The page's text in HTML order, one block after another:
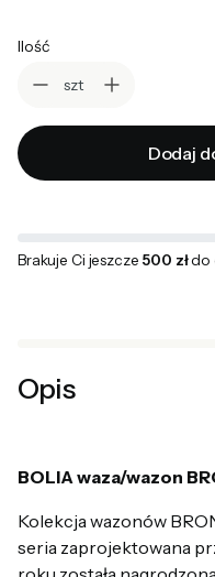
Ilość
szt
Dodaj
Brakuje Ci jeszcze 500 złdo
Opis
BOLIA waza/wazon
Kolekcja wazonów
seria zaprojektowana